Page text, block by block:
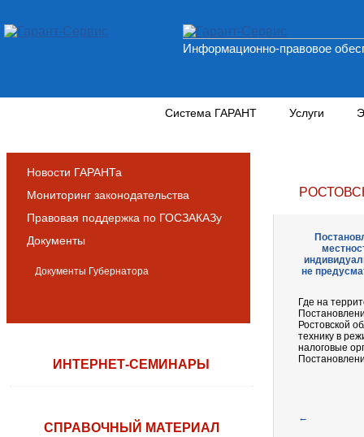
Информационно-правовое
Система ГАРАНТ Услуги
Новости ГАРАНТа
Мониторинг законодательства
Правовая поддержка по ГОСЗАКАЗу
Документы
Документы Губернатора
ИНТЕРНЕТ-СЕМИНАРЫ
СПРАВОЧНЫЙ МАТЕРИАЛ
не
Где на
Ростовской
технику в
налоговые
←